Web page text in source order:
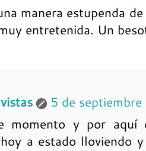
manera estupenda
entretenida. Un
5 de
momento y por
a estado lloviendo